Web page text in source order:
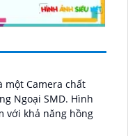
một Camera chất
SMD. Hình
với khả năng hồng